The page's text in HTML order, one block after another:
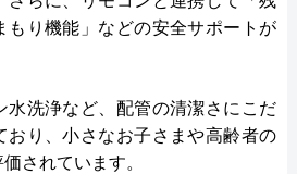
もり機能」などの安全サポートが
水洗浄など、配管の清潔さにこだ
おり、小さなお子さまや高齢者の
されています。